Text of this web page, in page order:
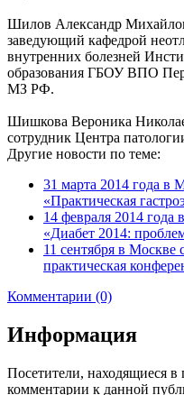
Шилов Александр
заведующий кафедрой
внутренних болезней
образования ГБОУ ВПО
МЗ РФ.
Шишкова Вероника
сотрудник Центра
Другие новости по теме:
31 марта 2014 года в
«Практическая
14 февраля 2014 года
«Диабет 2014:
11 сентября в Москве
практическая
Комментарии (0)
Информация
Посетители, находящиеся в
комментарии к данной